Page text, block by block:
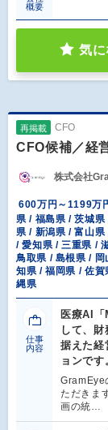
概要
気に
再掲載 CFO
CFO候補／経
株式会社
600万円～1199万
県 / 福島県 / 茨城県
県 / 新潟県 / 富山
/ 愛知県 / 三重県 /
鳥取県 / 島根県 /
知県 / 福岡県 / 佐
縄県
仕事
内容
医療AI
して、
据えた経
ョンです
GramEye
ただきま
画の統…